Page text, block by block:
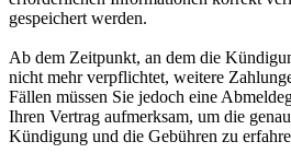
gespeichert werden.
Ab dem Zeitpunkt, an dem die
nicht mehr verpflichtet, weitere
Fällen müssen Sie jedoch eine
Ihren Vertrag aufmerksam, um die
Kündigung und die Gebühren zu